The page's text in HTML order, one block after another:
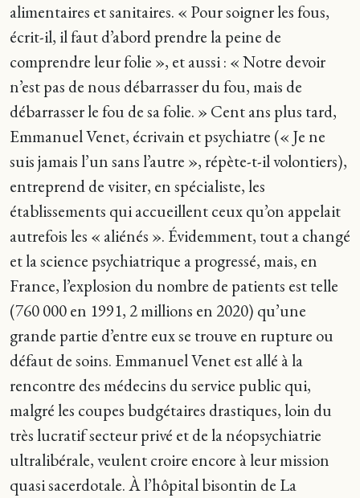
alimentaires et sanitaires. « Pour soigner les fous,
écrit-il, il faut d’abord prendre la peine de
comprendre leur folie », et aussi : « Notre devoir
n’est pas de nous débarrasser du fou, mais de
débarrasser le fou de sa folie. » Cent ans plus tard,
Emmanuel Venet, écrivain et psychiatre (« Je ne
suis jamais l’un sans l’autre », répète-t-il volontiers),
entreprend de visiter, en spécialiste, les
établissements qui accueillent ceux qu’on appelait
autrefois les « aliénés ». Évidemment, tout a changé
et la science psychiatrique a progressé, mais, en
France, l’explosion du nombre de patients est telle
(760 000 en 1991, 2 millions en 2020) qu’une
grande partie d’entre eux se trouve en rupture ou
défaut de soins. Emmanuel Venet est allé à la
rencontre des médecins du service public qui,
malgré les coupes budgétaires drastiques, loin du
très lucratif secteur privé et de la néopsychiatrie
ultralibérale, veulent croire encore à leur mission
quasi sacerdotale. À l’hôpital bisontin de La